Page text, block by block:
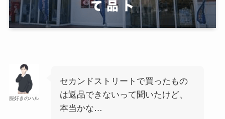
服好きのハル
セカンドストリートで買ったもの
は返品できないって聞いたけど、
本当かな…